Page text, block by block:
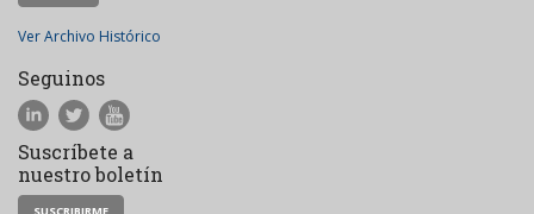
Ver Archivo Histórico
Seguinos
Suscríbete a
nuestro boletín